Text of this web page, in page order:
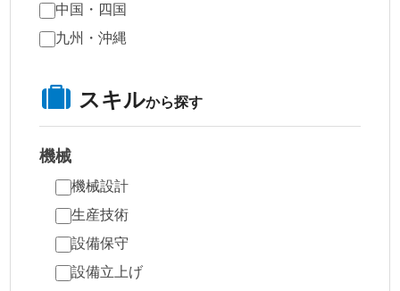
中国・四国
九州・沖縄
スキルから探す
機械
機械設計
生産技術
設備保守
設備立上げ